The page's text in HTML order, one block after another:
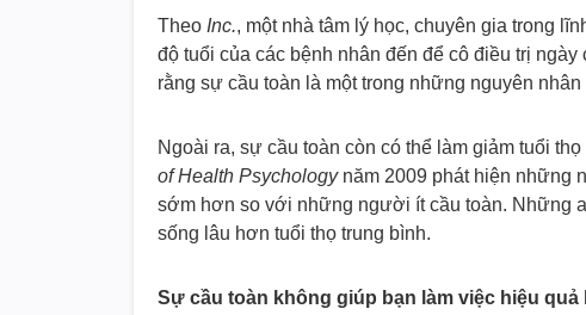
Theo Inc., một nhà tâm lý học, chuyên gia trong
độ tuổi của các bệnh nhân đến để cô điều trị
rằng sự cầu toàn là một trong những nguyên nhân
Ngoài ra, sự cầu toàn còn có thể làm giảm tuổi
of Health Psychologynăm 2009 phát hiện những
sớm hơn so với những người ít cầu toàn. Những
sống lâu hơn tuổi thọ trung bình.
Sự cầu toàn không giúp bạn làm việc hiệu quả